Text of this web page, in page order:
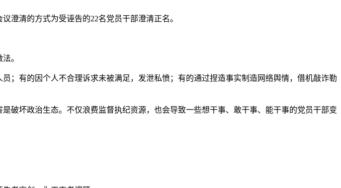
清的方式为受诬告的22名党员干部澄清正名。
。
有的因个人不合理诉求未被满足，发泄私愤；有的通过捏造事实制造网络舆情，借机敲诈勒
破坏政治生态。不仅浪费监督执纪资源，也会导致一些想干事、敢干事、能干事的党员干部变